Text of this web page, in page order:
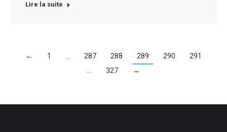
Lire la suite
← 1 … 287 288 289 290
291
…
327 →